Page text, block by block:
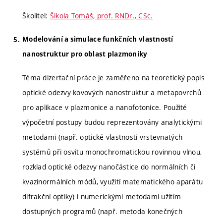
Školitel: Šikola Tomáš, prof. RNDr., CSc.
Modelování a simulace funkčních vlastností
nanostruktur pro oblast plazmoniky
Téma dizertační práce je zaměřeno na teoretický popis
optické odezvy kovových nanostruktur a metapovrchů
pro aplikace v plazmonice a nanofotonice. Použité
výpočetní postupy budou reprezentovány analytickými
metodami (např. optické vlastnosti vrstevnatých
systémů při osvitu monochromatickou rovinnou vlnou,
rozklad optické odezvy nanočástice do normálních či
kvazinormálních módů, využití matematického aparátu
difrakční optiky) i numerickými metodami užitím
dostupných programů (např. metoda konečných